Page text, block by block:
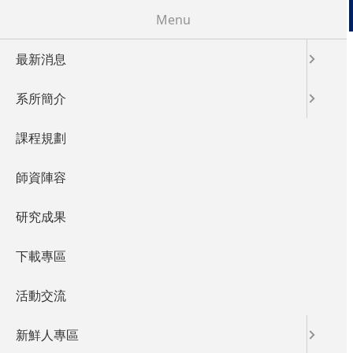
Menu
最新消息
系所簡介
課程規劃
師資陣容
研究成果
下載專區
活動交流
新鮮人專區